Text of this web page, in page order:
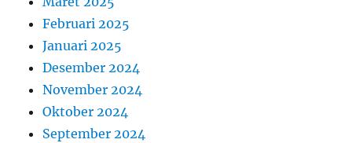
Februari 2025
Januari 2025
Desember 2024
November 2024
Oktober 2024
September 2024